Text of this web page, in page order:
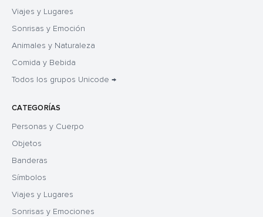
Viajes y Lugares
Sonrisas y Emoción
Animales y Naturaleza
Comida y Bebida
Todos los grupos Unicode →
CATEGORÍAS
Personas y Cuerpo
Objetos
Banderas
Símbolos
Viajes y Lugares
Sonrisas y Emociones